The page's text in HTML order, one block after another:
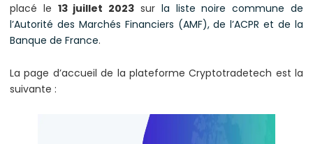
placé le 13 juillet 2023 sur la liste noire commune de
l’Autorité des Marchés Financiers (AMF), de l’ACPR et de la
Banque de France.
La page d’accueil de la plateforme Cryptotradetech est la
suivante :